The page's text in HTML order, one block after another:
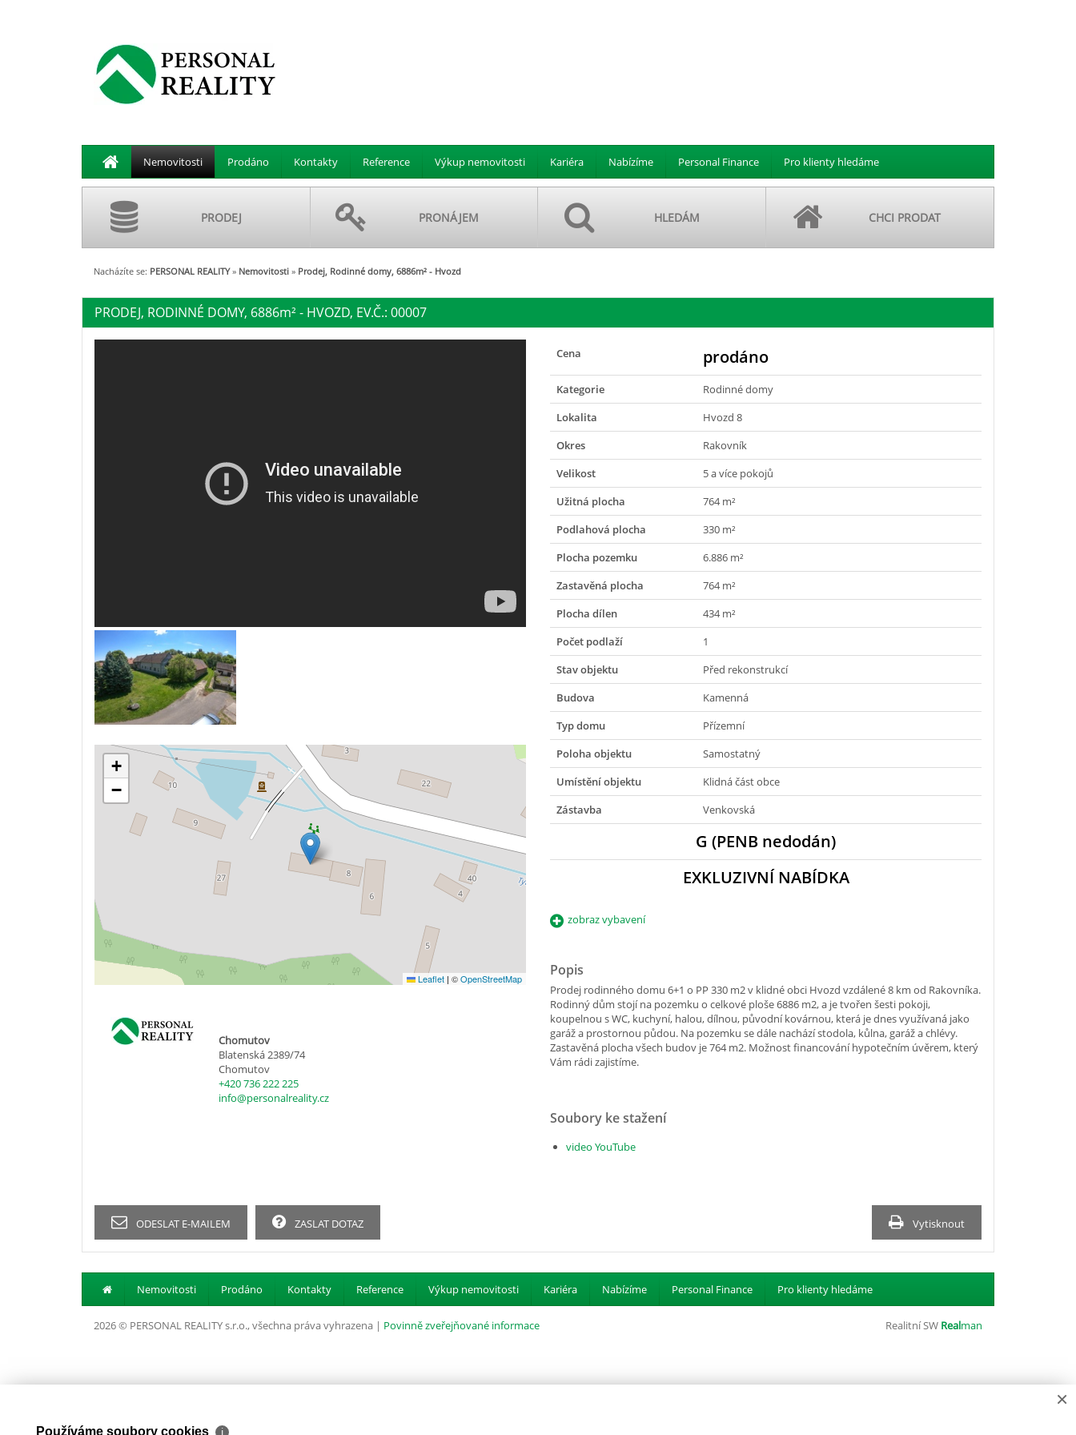
Nemovitosti Prodáno Kontakty Reference Výkup nemovitosti Kariéra Nabízíme Personal Finance Pro klienty hledáme
PRODEJ PRONÁJEM HLEDÁM CHCI PRODAT
Nacházíte se: PERSONAL REALITY » Nemovitosti » Prodej, Rodinné domy, 6886m² - Hvozd
PRODEJ, RODINNÉ DOMY, 6886m²- HVOZD, EV.Č.: 00007
+
−
Leaflet | ©OpenStreetMap
Chomutov
Blatenská 2389/74
Chomutov
+420 736 222 225
info@personalreality.cz
Cena prodáno
Kategorie
Rodinné domy
Lokalita
Hvozd 8
Okres
Rakovník
Velikost
5 a více pokojů
Užitná plocha
764 m²
Podlahová plocha
330 m²
Plocha pozemku
6.886 m²
Zastavěná plocha
764 m²
Plocha dílen
434 m²
Počet podlaží
1
Stav objektu
Před rekonstrukcí
Budova
Kamenná
Typ domu
Přízemní
Poloha objektu
Samostatný
Umístění objektu
Klidná část obce
Zástavba
Venkovská
G (PENB nedodán)
EXKLUZIVNÍ NABÍDKA
zobraz vybavení
Popis
Prodej rodinného domu 6+1 o PP 330 m2 v klidné obci Hvozd vzdálené 8 km od Rakovníka.
Rodinný dům stojí na pozemku o celkové ploše 6886 m2, a je tvořen šesti pokoji,
koupelnou s WC, kuchyní, halou, dílnou, původní kovárnou, která je dnes využívaná jako
garáž a prostornou půdou. Na pozemku se dále nachází stodola, kůlna, garáž a chlévy.
Zastavěná plocha všech budov je 764 m2. Možnost financování hypotečním úvěrem, který
Vám rádi zajistíme.
Soubory ke stažení
video YouTube
ODESLAT E-MAILEM ZASLAT DOTAZ Vytisknout
Nemovitosti Prodáno Kontakty Reference Výkup nemovitosti Kariéra Nabízíme Personal Finance Pro klienty hledáme
2026 © PERSONAL REALITY s.r.o., všechna práva vyhrazena | Povinně zveřejňované informace Realitní SW Realman
×
Používáme soubory cookies ℹ